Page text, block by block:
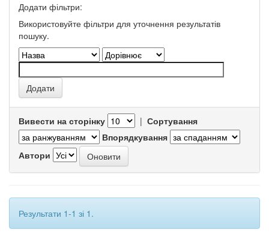
Додати фільтри:
Використовуйте фільтри для уточнення результатів
пошуку.
Вивести на сторінку | Сортування
Впорядкування
Автори
Результати 1-1 зі 1.